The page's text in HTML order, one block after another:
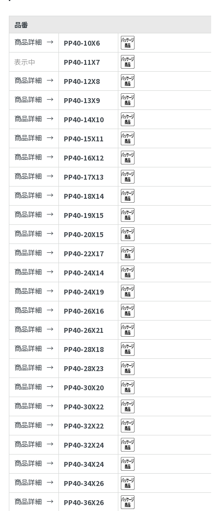
品番
商品詳細
PP40-10X6
表示中
PP40-11X7
商品詳細
PP40-12X8
商品詳細
PP40-13X9
商品詳細
PP40-14X10
商品詳細
PP40-15X11
商品詳細
PP40-16X12
商品詳細
PP40-17X13
商品詳細
PP40-18X14
商品詳細
PP40-19X15
商品詳細
PP40-20X15
商品詳細
PP40-22X17
商品詳細
PP40-24X14
商品詳細
PP40-24X19
商品詳細
PP40-26X16
商品詳細
PP40-26X21
商品詳細
PP40-28X18
商品詳細
PP40-28X23
商品詳細
PP40-30X20
商品詳細
PP40-30X22
商品詳細
PP40-32X22
商品詳細
PP40-32X24
商品詳細
PP40-34X24
商品詳細
PP40-34X26
商品詳細
PP40-36X26